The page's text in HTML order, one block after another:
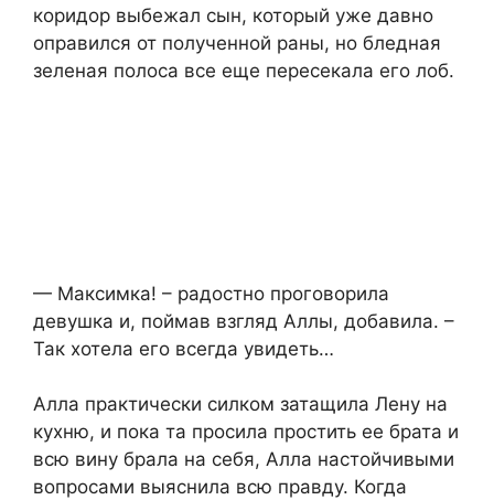
коридор выбежал сын, который уже давно
оправился от полученной раны, но бледная
зеленая полоса все еще пересекала его лоб.
— Максимка! – радостно проговорила
девушка и, поймав взгляд Аллы, добавила. –
Так хотела его всегда увидеть…
Алла практически силком затащила Лену на
кухню, и пока та просила простить ее брата и
всю вину брала на себя, Алла настойчивыми
вопросами выяснила всю правду. Когда